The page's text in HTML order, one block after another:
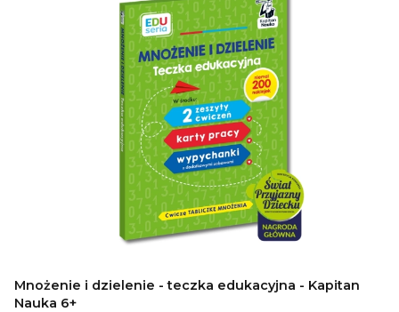
Mnożenie i dzielenie - teczka edukacyjna - Kapitan
Nauka 6+